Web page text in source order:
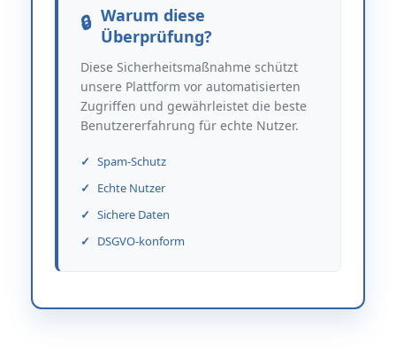
Warum diese
Überprüfung?
Diese Sicherheitsmaßnahme schützt
unsere Plattform vor automatisierten
Zugriffen und gewährleistet die beste
Benutzererfahrung für echte Nutzer.
Spam-Schutz
Echte Nutzer
Sichere Daten
DSGVO-konform